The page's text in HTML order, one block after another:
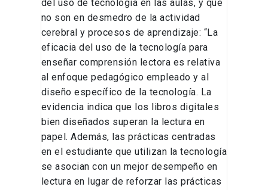
del uso de tecnología en las aulas, y que
no son en desmedro de la actividad
cerebral y procesos de aprendizaje: “La
eficacia del uso de la tecnología para
enseñar comprensión lectora es relativa
al enfoque pedagógico empleado y al
diseño específico de la tecnología. La
evidencia indica que los libros digitales
bien diseñados superan la lectura en
papel. Además, las prácticas centradas
en el estudiante que utilizan la tecnología
se asocian con un mejor desempeño en
lectura en lugar de reforzar las prácticas